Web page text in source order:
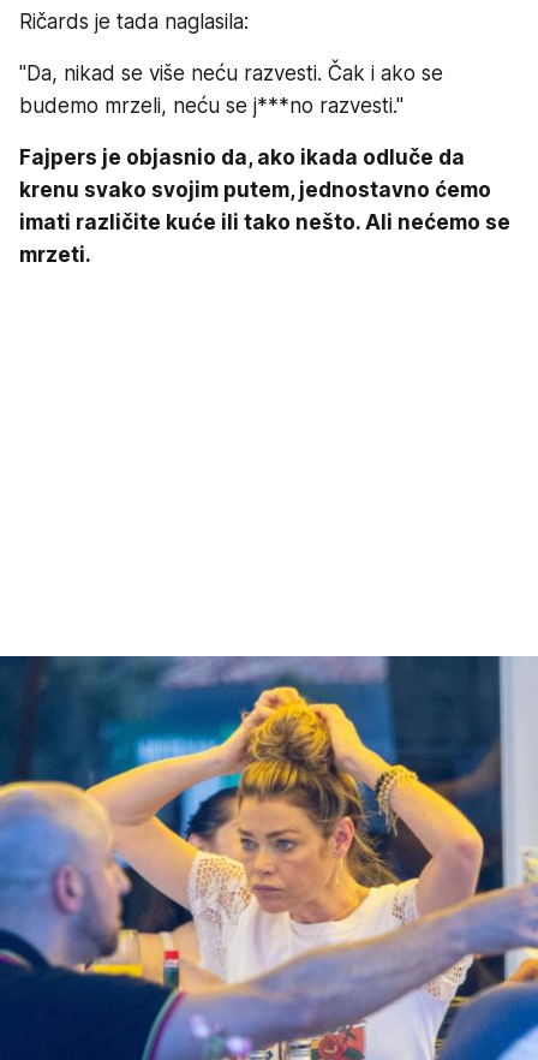
Ričards je tada naglasila:
"Da, nikad se više neću razvesti. Čak i ako se
budemo mrzeli, neću se j***no razvesti."
Fajpers je objasnio da, ako ikada odluče da
krenu svako svojim putem, jednostavno ćemo
imati različite kuće ili tako nešto. Ali nećemo se
mrzeti.